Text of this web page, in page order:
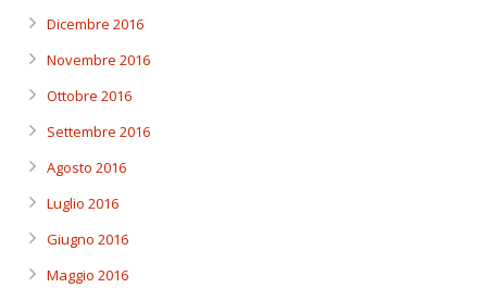
Dicembre 2016
Novembre 2016
Ottobre 2016
Settembre 2016
Agosto 2016
Luglio 2016
Giugno 2016
Maggio 2016